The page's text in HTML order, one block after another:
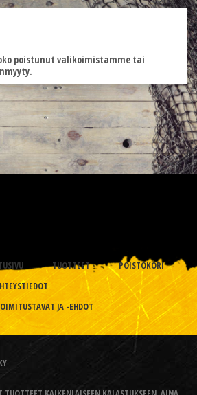
poistunut valikoimistamme tai
TUOTTEET
POISTOKORI
JA -EHDOT